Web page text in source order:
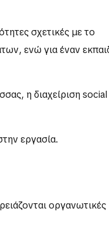
σχετικές με το
ενώ για έναν
η διαχείριση
εργασία.
οργανωτικές